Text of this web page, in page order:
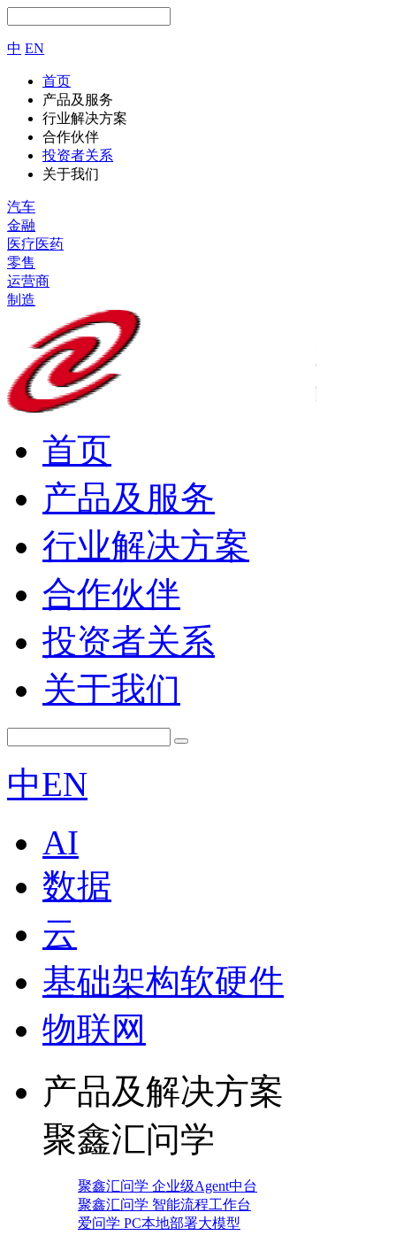
中 EN
首页
产品及服务
行业解决方案
合作伙伴
投资者关系
关于我们
汽车
金融
医疗医药
零售
运营商
制造
首页
产品及服务
行业解决方案
合作伙伴
投资者关系
关于我们
中EN
AI
数据
云
基础架构软硬件
物联网
产品及解决方案
聚鑫汇问学
聚鑫汇问学 企业级Agent中台
聚鑫汇问学 智能流程工作台
爱问学 PC本地部署大模型